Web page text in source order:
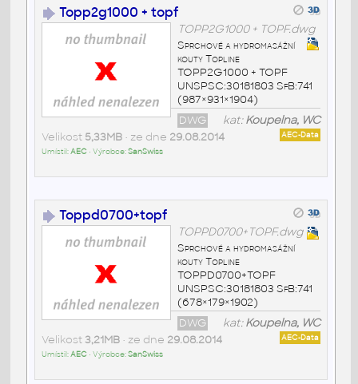
Topp2g1000 + topf
TOPP2G1000 + TOPF.dwg
Sprchové a hydromasážní
kouty Topline
TOPP2G1000 + TOPF
UNSPSC:30181803 SfB:741
(987×931×1904)
kat:Koupelna, WC
DWG
AEC-Data
Velikost 5,33MB• ze dne 29.08.2014
Umístil:AEC• Výrobce:SanSwiss
Toppd0700+topf
TOPPD0700+TOPF.dwg
Sprchové a hydromasážní
kouty Topline
TOPPD0700+TOPF
UNSPSC:30181803 SfB:741
(678×179×1902)
kat:Koupelna, WC
DWG
AEC-Data
Velikost3,21MB• ze dne 29.08.2014
Umístil:AEC• Výrobce:SanSwiss